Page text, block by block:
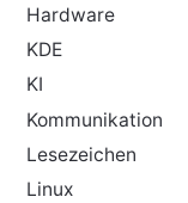
Hardware
KDE
KI
Kommunikation
Lesezeichen
Linux